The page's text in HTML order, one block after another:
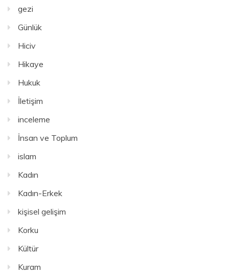
gezi
Günlük
Hiciv
Hikaye
Hukuk
İletişim
inceleme
İnsan ve Toplum
islam
Kadın
Kadın-Erkek
kişisel gelişim
Korku
Kültür
Kuram